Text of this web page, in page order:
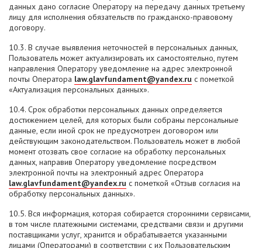
данных дано согласие Оператору на передачу данных третьему
лицу для исполнения обязательств по гражданско-правовому
договору.
10.3. В случае выявления неточностей в персональных данных,
Пользователь может актуализировать их самостоятельно, путем
направления Оператору уведомление на адрес электронной
почты Оператора law.glavfundament@yandex.ru с пометкой
«Актуализация персональных данных».
10.4. Срок обработки персональных данных определяется
достижением целей, для которых были собраны персональные
данные, если иной срок не предусмотрен договором или
действующим законодательством. Пользователь может в любой
момент отозвать свое согласие на обработку персональных
данных, направив Оператору уведомление посредством
электронной почты на электронный адрес Оператора
law.glavfundament@yandex.ru с пометкой «Отзыв согласия на
обработку персональных данных».
10.5. Вся информация, которая собирается сторонними сервисами,
в том числе платежными системами, средствами связи и другими
поставщиками услуг, хранится и обрабатывается указанными
лицами (Операторами) в соответствии с их Пользовательским